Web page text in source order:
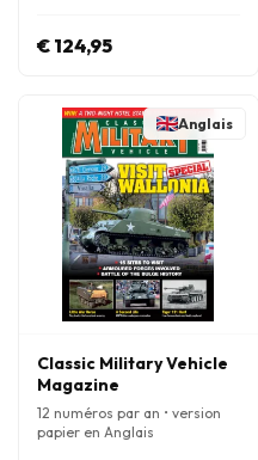
€ 124,95
Anglais
Classic Military Vehicle
Magazine
12 numéros par an • version
papier en Anglais